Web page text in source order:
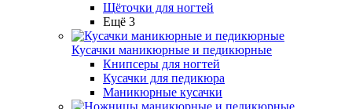
Щёточки для ногтей
Ещё 3
Кусачки маникюрные и педикюрные
Книпсеры для ногтей
Кусачки для педикюра
Маникюрные кусачки